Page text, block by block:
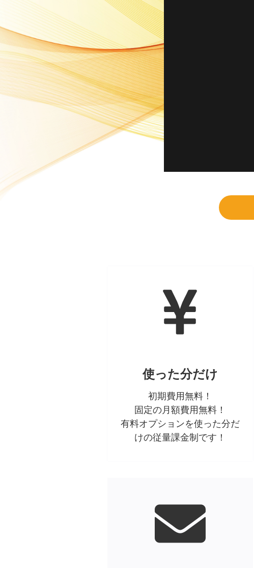
使った分だけ
初期費用無料！
固定の月額費用無料！
有料オプションを使った分だ
けの従量課金制です！